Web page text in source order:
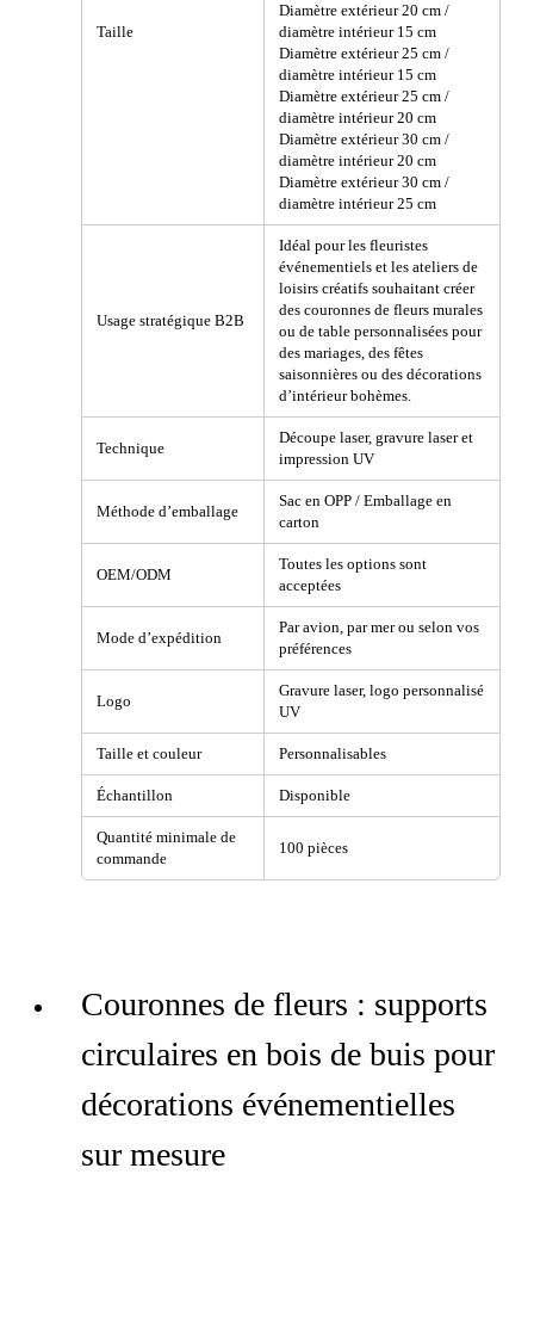
Taille
Diamètre extérieur 20 cm /
diamètre intérieur 15 cm
Diamètre extérieur 25 cm /
diamètre intérieur 15 cm
Diamètre extérieur 25 cm /
diamètre intérieur 20 cm
Diamètre extérieur 30 cm /
diamètre intérieur 20 cm
Diamètre extérieur 30 cm /
diamètre intérieur 25 cm
Usage stratégique B2B
Idéal pour les fleuristes
événementiels et les ateliers de
loisirs créatifs souhaitant créer
des couronnes de fleurs murales
ou de table personnalisées pour
des mariages, des fêtes
saisonnières ou des décorations
d’intérieur bohèmes.
Technique
Découpe laser, gravure laser et
impression UV
Méthode d’emballage
Sac en OPP / Emballage en
carton
OEM/ODM
Toutes les options sont
acceptées
Mode d’expédition
Par avion, par mer ou selon vos
préférences
Logo
Gravure laser, logo personnalisé
UV
Taille et couleur Personnalisables
Échantillon Disponible
Quantité minimale de
commande
100 pièces
Couronnes de fleurs : supports
circulaires en bois de buis pour
décorations événementielles
sur mesure